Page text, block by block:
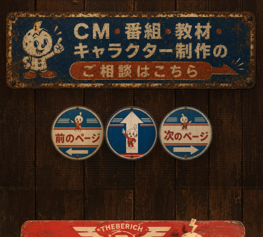
サイト内を検索